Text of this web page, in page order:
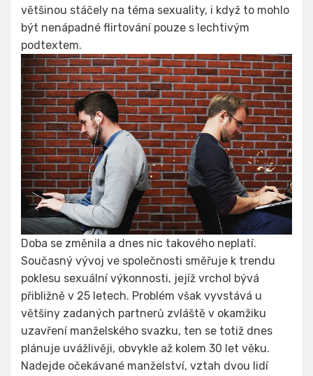
většinou stáčely na téma sexuality, i když to mohlo
být nenápadné flirtování pouze s lechtivým
podtextem.
Doba se změnila a dnes nic takového neplatí.
Současný vývoj ve společnosti směřuje k trendu
poklesu sexuální výkonnosti, jejíž vrchol bývá
přibližně v 25 letech. Problém však vyvstává u
většiny zadaných partnerů zvláště v okamžiku
uzavření manželského svazku, ten se totiž dnes
plánuje uvážlivěji, obvykle až kolem 30 let věku.
Nadejde očekávané manželství, vztah dvou lidí